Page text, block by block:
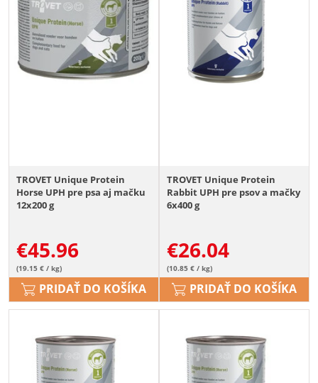
TROVET Unique Protein
Horse UPH pre psa aj mačku
12x200 g
€45.96
(19.15 € / kg)
PRIDAŤ DO KOŠÍKA
TROVET Unique Protein
Rabbit UPH pre psov a mačky
6x400 g
€26.04
(10.85 € / kg)
PRIDAŤ DO KOŠÍKA